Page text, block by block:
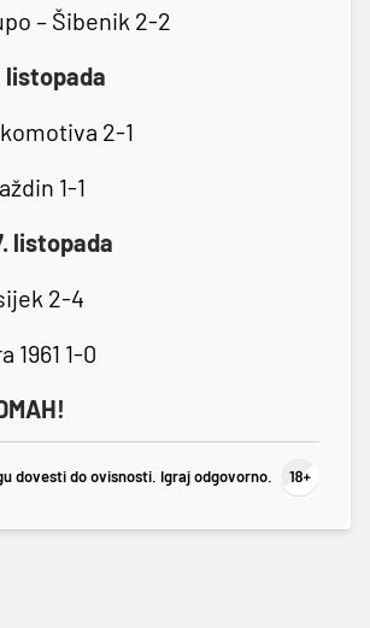
– Šibenik 2-2
listopada
2-1
1-1
listopada
2-4
1961 1-0
dovesti do ovisnosti. Igraj odgovorno.